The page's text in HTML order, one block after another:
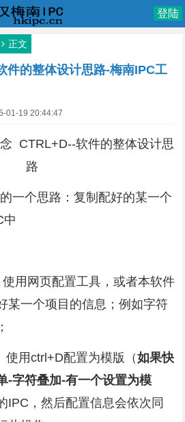
登陆
正文
件的整体设计思路-梅南IPC工
01-19 20:44:47
CTRL+D--软件的整体设计思
路
思路：复制配好的某一个
中
配置工具，或者本软件
某一个项目的信息；例如字符
使用ctrl+D配置为模版（如果快
-字符叠加-有一个设置为模
IPC，然后配置信息会依次同